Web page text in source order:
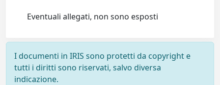
Eventuali allegati, non sono esposti
I documenti in IRIS sono protetti da copyright e
tutti i diritti sono riservati, salvo diversa
indicazione.